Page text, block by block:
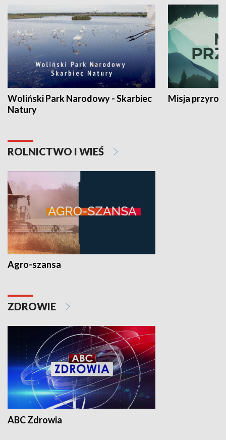
Woliński Park Narodowy - Skarbiec
Natury
Misja
ROLNICTWO I WIEŚ
Agro-szansa
ZDROWIE
ABC Zdrowia